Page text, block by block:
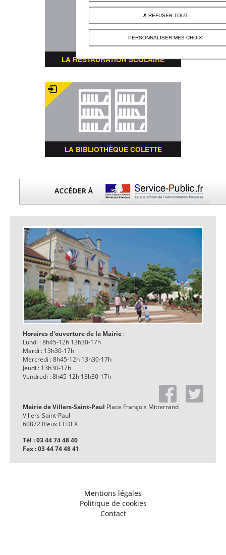
LA RESTAURATION SCOLAIRE
LA BIBLIOTHÈQUE COLETTE
Horaires d'ouverture de la Mairie :
Lundi : 8h45-12h 13h30-17h
Mardi : 13h30-17h
Mercredi : 8h45-12h 13h30-17h
Jeudi : 13h30-17h
Vendredi : 8h45-12h 13h30-17h
Mairie de Villers-Saint-Paul Place François Mitterrand
Villers-Saint-Paul
60872 Rieux CEDEX
Tél : 03 44 74 48 40
Fax : 03 44 74 48 41
Mentions légales
Politique de cookies
Contact
REFUSER TOUT
PERSONNALISER MES CHOIX